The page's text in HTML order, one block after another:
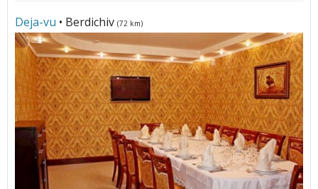
Deja-vu • Berdichiv (72 km)